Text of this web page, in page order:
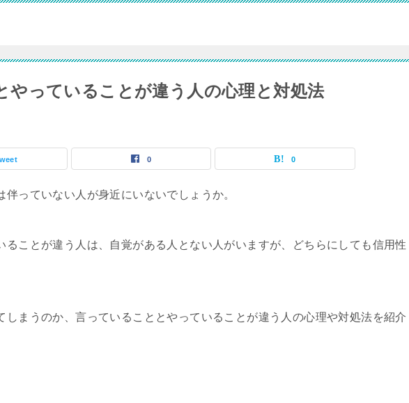
やっていることが違う人の心理と対処法
0 0
伴っていない人が身近にいないでしょうか。
ることが違う人は、自覚がある人とない人がいますが、どちらにしても信用性
しまうのか、言っていることとやっていることが違う人の心理や対処法を紹介